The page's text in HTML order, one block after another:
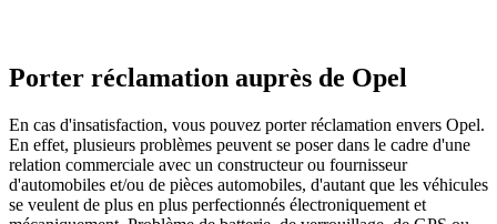
Porter réclamation auprès de Opel
En cas d'insatisfaction, vous pouvez porter réclamation envers Opel.
En effet, plusieurs problèmes peuvent se poser dans le cadre d'une
relation commerciale avec un constructeur ou fournisseur
d'automobiles et/ou de pièces automobiles, d'autant que les véhicules
se veulent de plus en plus perfectionnés électroniquement et